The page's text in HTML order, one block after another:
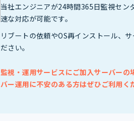
当社エンジニアが24時間365日監視セン
速な対応が可能です。
リブートの依頼やOS再インストール、
ださい。
監視・運用サービスにご加入サーバー
バー運用に不安のある方はぜひご利用く